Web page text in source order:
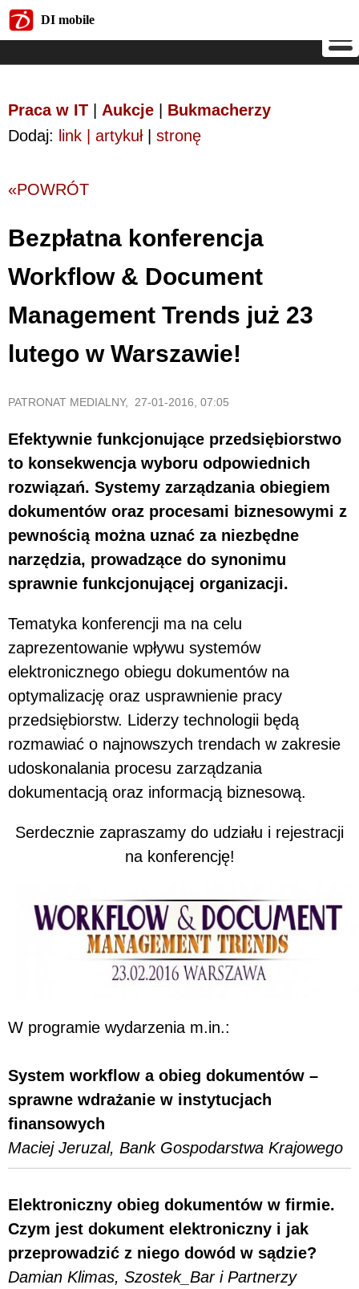
DI mobile
Praca w IT Aukcje
Bukmacherzy
Dodaj: link | artykuł| stronę
«POWRÓT
Bezpłatna konferencja
Workflow & Document
Management Trends już 23
lutego w Warszawie!
PATRONAT MEDIALNY, 27-01-2016, 07:05
Efektywnie funkcjonujące przedsiębiorstwo
to konsekwencja wyboru odpowiednich
rozwiązań. Systemy zarządzania obiegiem
dokumentów oraz procesami biznesowymi z
pewnością można uznać za niezbędne
narzędzia, prowadzące do synonimu
sprawnie funkcjonującej organizacji.
Tematyka konferencji ma na celu
zaprezentowanie wpływu systemów
elektronicznego obiegu dokumentów na
optymalizację oraz usprawnienie pracy
przedsiębiorstw. Liderzy technologii będą
rozmawiać o najnowszych trendach w zakresie
udoskonalania procesu zarządzania
dokumentacją oraz informacją biznesową.
Serdecznie zapraszamy do udziału i rejestracji
na konferencję!
W programie wydarzenia m.in.:
System workflow a obieg dokumentów –
sprawne wdrażanie w instytucjach
finansowych
Maciej Jeruzal, Bank Gospodarstwa Krajowego
Elektroniczny obieg dokumentów w firmie.
Czym jest dokument elektroniczny i jak
przeprowadzić z niego dowód w sądzie?
Damian Klimas, Szostek_Bar i Partnerzy
DI mobile